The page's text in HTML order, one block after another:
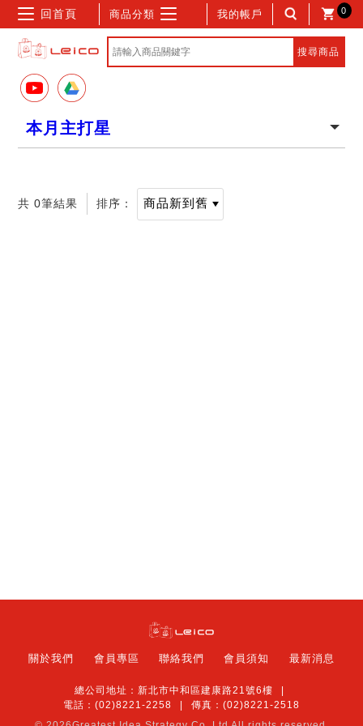
回首頁 商品分類 我的帳戶 0
本月主打星
共 0筆結果 排序：
關於我們 會員專區 聯絡我們 會員須知 最新消息
總公司地址：新北市中和區建康路21號6樓
電話：(02)8221-2258
傳真：(02)8221-2518